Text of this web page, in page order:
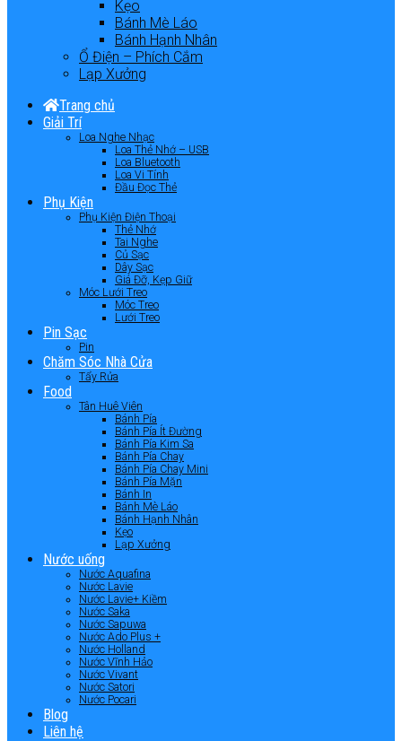
Kẹo
Bánh Mè Láo
Bánh Hạnh Nhân
Ổ Điện – Phích Cắm
Lạp Xưởng
Trang chủ
Giải Trí
Loa Nghe Nhạc
Loa Thẻ Nhớ – USB
Loa Bluetooth
Loa Vi Tính
Đầu Đọc Thẻ
Phụ Kiện
Phụ Kiện Điện Thoại
Thẻ Nhớ
Tai Nghe
Củ Sạc
Dây Sạc
Giá Đỡ, Kẹp Giữ
Móc Lưới Treo
Móc Treo
Lưới Treo
Pin Sạc
Pin
Chăm Sóc Nhà Cửa
Tẩy Rửa
Food
Tân Huê Viên
Bánh Pía
Bánh Pía Ít Đường
Bánh Pía Kim Sa
Bánh Pía Chay
Bánh Pía Chay Mini
Bánh Pía Mặn
Bánh In
Bánh Mè Láo
Bánh Hạnh Nhân
Kẹo
Lạp Xưởng
Nước uống
Nước Aquafina
Nước Lavie
Nước Lavie+ Kiềm
Nước Saka
Nước Sapuwa
Nước Ado Plus +
Nước Holland
Nước Vĩnh Hảo
Nước Vivant
Nước Satori
Nước Pocari
Blog
Liên hệ